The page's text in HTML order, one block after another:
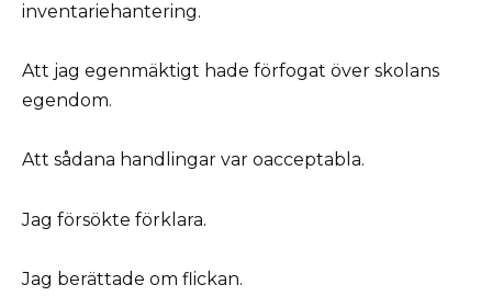
inventariehantering.
Att jag egenmäktigt hade förfogat över skolans
egendom.
Att sådana handlingar var oacceptabla.
Jag försökte förklara.
Jag berättade om flickan.